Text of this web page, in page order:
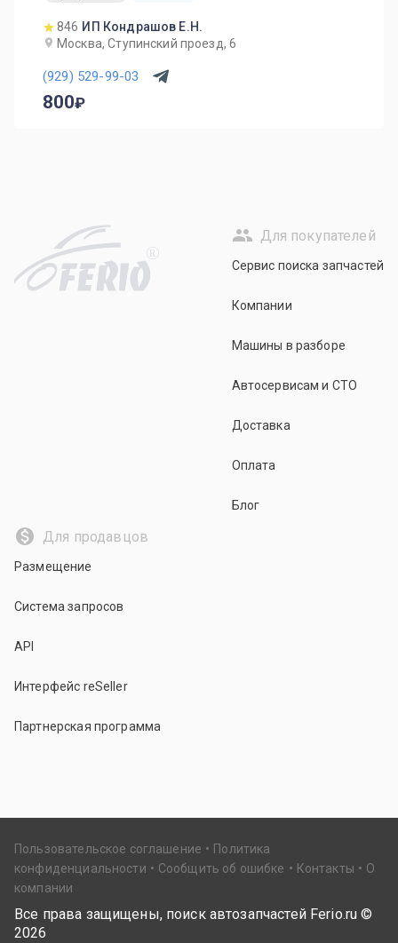
846 ИП Кондрашов Е.Н.
Москва, Ступинский проезд, 6
(929) 529-99-03
800
R
Для покупателей
Сервис поиска запчастей
Компании
Машины в разборе
Автосервисам и СТО
Доставка
Оплата
Блог
Для продавцов
Размещение
Система запросов
API
Интерфейс reSeller
Партнерская программа
Пользовательское соглашение
Политика
конфиденциальности
Сообщить об ошибке Контакты
О
компании
Все права защищены, поиск автозапчастей Ferio.ru ©
2026